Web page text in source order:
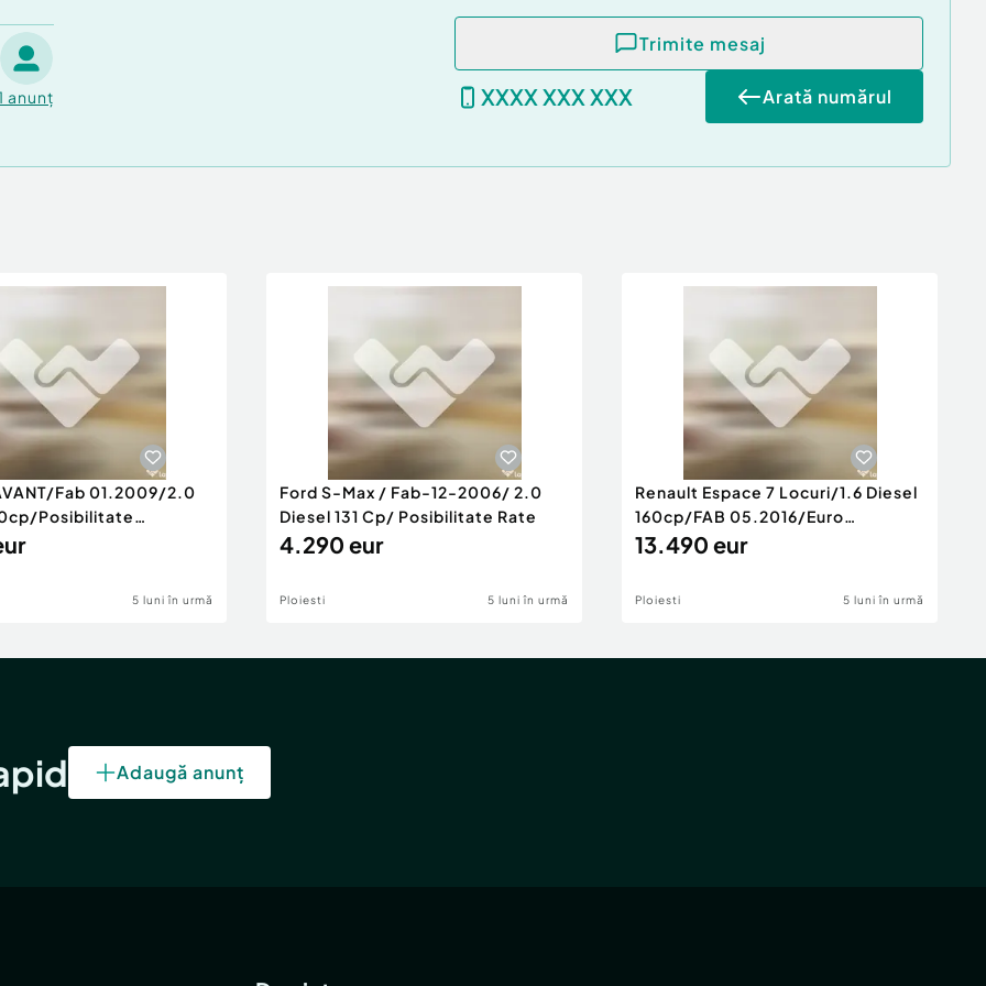
redus, confort
anunț
Trimite mesaj
XXXX XXX XXX Arată numărul
Fab 01.2009/2.0
Posibilitate
5 luni în urmă
Ford S-Max / Fab-12-2006/ 2.0
Diesel 131 Cp/ Posibilitate Rate
4.290 eur
Ploiesti 5 luni în urmă
Renault Espace 7 Locuri/1.6 Diesel
160cp/FAB 05.2016/Euro
6/Posibilita
13.490 eur
Ploiesti 5 luni în urmă
Adaugă anunț